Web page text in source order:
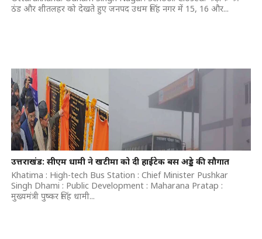
ठंड और शीतलहर को देखते हुए जनपद उधम सिंह नगर में 15, 16 और...
उत्तराखंड: सीएम धामी ने खटीमा को दी हाईटेक बस अड्डे की सौगात
Khatima : High-tech Bus Station : Chief Minister Pushkar
Singh Dhami : Public Development : Maharana Pratap :
मुख्यमंत्री पुष्कर सिंह धामी...